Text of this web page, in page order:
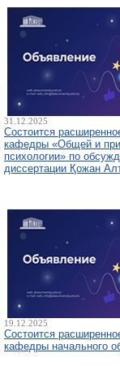
31.12.2025
Состоится
кафедры «Общей и
психологии» по
диссертации Қожан
19.12.2025
Состоится
кафедры начального